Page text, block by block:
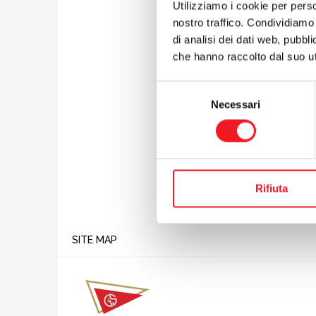
Utilizziamo i cookie per
nostro traffico.
di analisi dei dati web,
che hanno raccolto dal suo
Necessari
Rifiuta
quelle
finale:
della
senza
SITE MAP